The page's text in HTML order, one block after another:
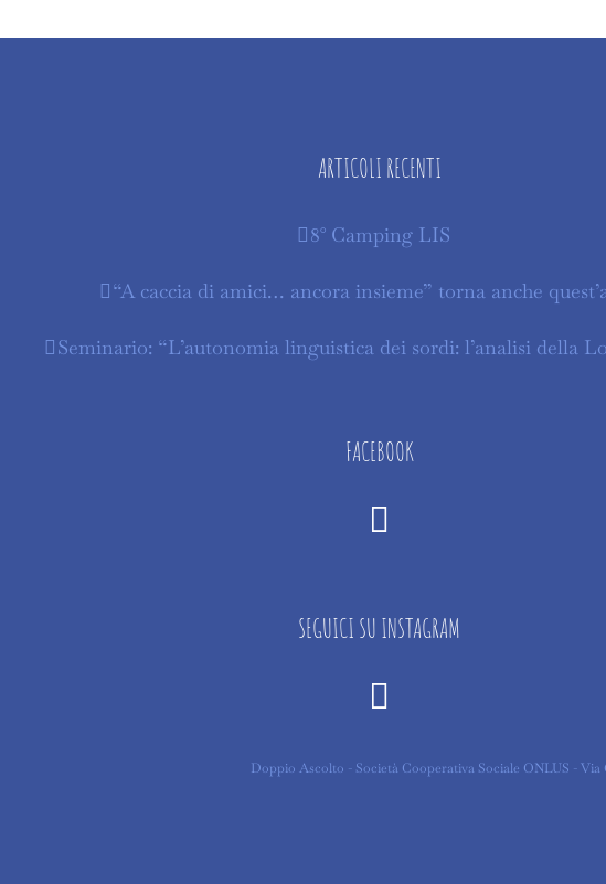
ARTICOLI RECENTI
8° Camping LIS
“A caccia di amici… ancora insieme” torna anche
Seminario: “L’autonomia linguistica dei sordi: l’analisi della
FACEBOOK
SEGUICI SU INSTAGRAM
Doppio Ascolto - Società Cooperativa Sociale ONLUS - Via